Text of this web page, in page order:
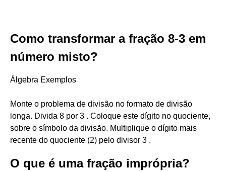
Como transformar a fração 8-3 em
número misto?
Álgebra Exemplos
Monte o problema de divisão no formato de divisão
longa. Divida 8 por 3 . Coloque este dígito no quociente,
sobre o símbolo da divisão. Multiplique o dígito mais
recente do quociente (2) pelo divisor 3 .
O que é uma fração imprópria?